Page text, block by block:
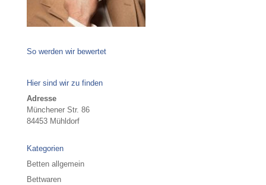
So werden wir bewertet
Hier sind wir zu finden
Adresse
Münchener Str. 86
84453 Mühldorf
Kategorien
Betten allgemein
Bettwaren